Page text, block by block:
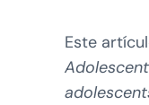
Este